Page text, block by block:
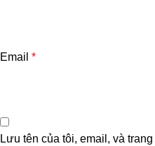
Email *
Lưu tên của tôi, email, và